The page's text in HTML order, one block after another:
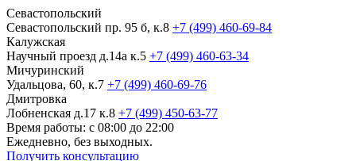
Севастопольский
Севастопольский пр. 95 б, к.8 +7 (499) 460-69-84
Калужская
Научный проезд д.14а к.5 +7 (499) 460-63-34
Мичуринский
Удальцова, 60, к.7 +7 (499) 460-69-76
Дмитровка
Лобненская д.17 к.8 +7 (499) 450-63-77
Время работы: с 08:00 до 22:00
Ежедневно, без выходных.
Получить консультацию